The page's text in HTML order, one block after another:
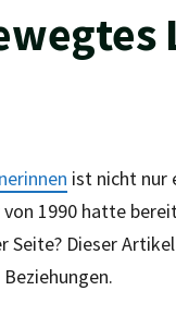
ist nicht nur
1990 hatte
Seite? Dieser